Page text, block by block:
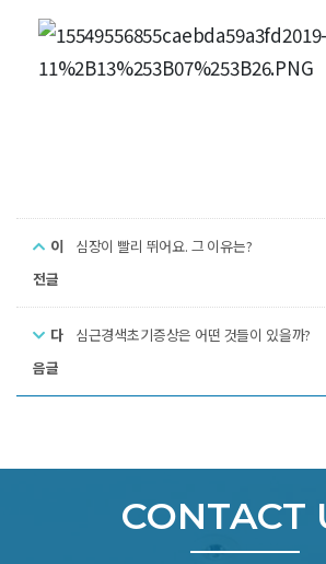
이
전글
심장이 빨리 뛰어요. 그 이유는?
다
음글
심근경색초기증상은 어떤 것들이 있을까?
CONTACT